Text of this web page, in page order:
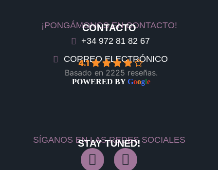
¡PONGÁMONOS EN CONTACTO!
CONTACTO
+34 972 81 82 67
CORREO ELECTRÓNICO
4.1
Basado en 2225 reseñas.
POWERED BYGoogle
SÍGANOS EN LAS REDES SOCIALES
STAY TUNED!